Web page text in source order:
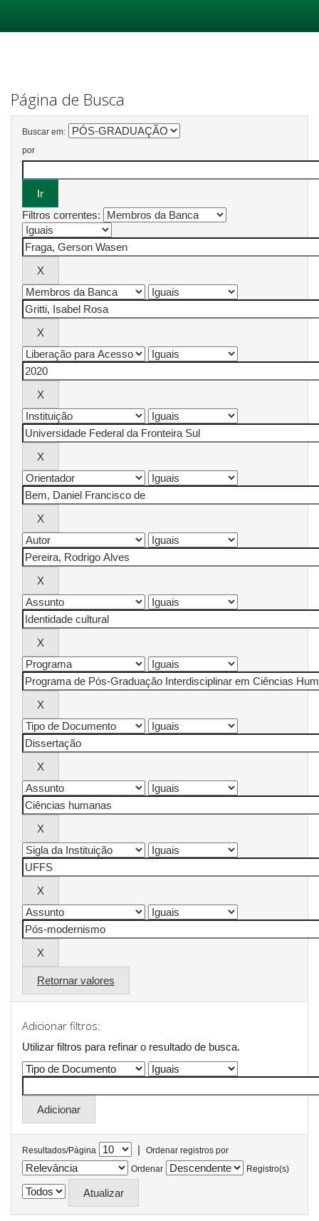
Página de Busca
Buscar em:
por
Filtros correntes:
Retornar valores
Adicionar filtros:
Utilizar filtros para refinar o resultado de busca.
Resultados/Página |
Ordenar registros por
Ordenar
Registro(s)